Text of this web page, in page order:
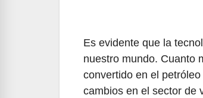
Es evidente que la
nuestro mundo. Cuanto
convertido en el
cambios en el sector de